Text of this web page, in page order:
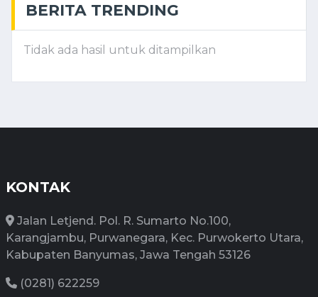
BERITA TRENDING
Tidak ada hasil untuk ditampilkan
KONTAK
Jalan Letjend. Pol. R. Sumarto No.100,
Karangjambu, Purwanegara, Kec. Purwokerto Utara,
Kabupaten Banyumas, Jawa Tengah 53126
(0281) 622259